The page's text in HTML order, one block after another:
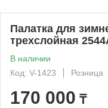
Палатка для
трехслойная
В наличии
Код: V-1423
Розница
170 000 ₸